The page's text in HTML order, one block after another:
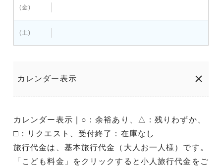
(金)
(土)
カレンダー表示
カレンダー表示｜○：余裕あり、△：残りわずか、
□：リクエスト、受付終了：在庫なし
旅行代金は、基本旅行代金（大人お一人様）です。
「こども料金」をクリックすると小人旅行代金をご